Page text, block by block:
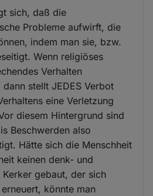
sich, daß die
Probleme aufwirft, die
indem man sie, bzw.
Wenn religiöses
Verhalten
stellt JEDES Verbot
eine Verletzung
diesem Hintergrund sind
Beschwerden also
Hätte sich die Menschheit
keinen denk- und
gebaut, der sich
könnte man